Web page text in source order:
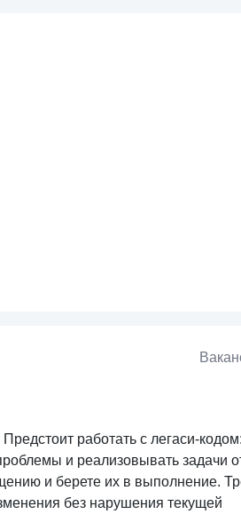
работать с легаси-кодом:
и реализовывать задачи
и берете их в выполнение.
без нарушения текущей